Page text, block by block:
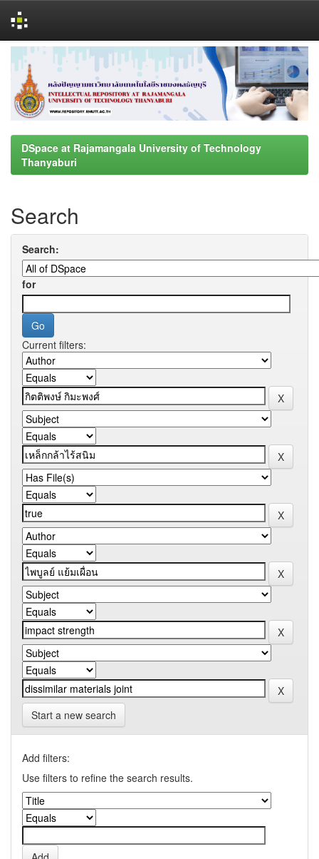
navigation
DSpace at Rajamangala University of Technology
Thanyaburi
Search
Search:
for
Current filters:
Start a new search
Add filters:
Use filters to refine the search results.